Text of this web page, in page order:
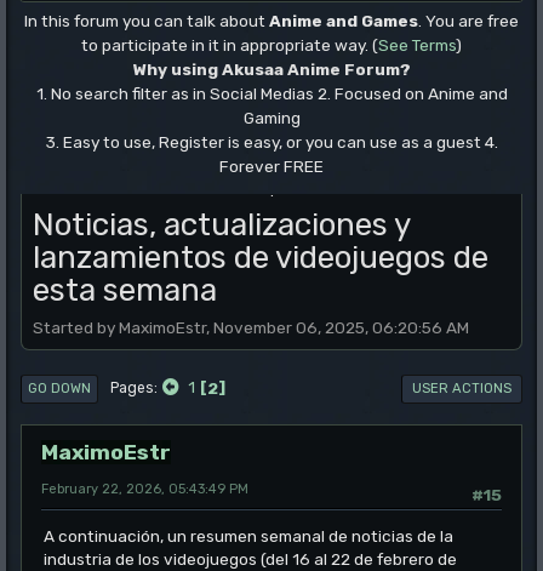
In this forum you can talk about Anime and Games . You are free
to participate in it in appropriate way. (See Terms)
Why using Akusaa Anime Forum?
1. No search filter as in Social Medias 2. Focused on Anime and
Gaming
3. Easy to use, Register is easy, or you can use as a guest 4.
Forever FREE
Noticias, actualizaciones y
lanzamientos de videojuegos de
esta semana
Started by MaximoEstr, November 06, 2025, 06:20:56 AM
GO DOWN Pages 1 2 USER ACTIONS
MaximoEstr
#15
February 22, 2026, 05:43:49 PM
A continuación, un resumen semanal de noticias de la
industria de los videojuegos (del 16 al 22 de febrero de